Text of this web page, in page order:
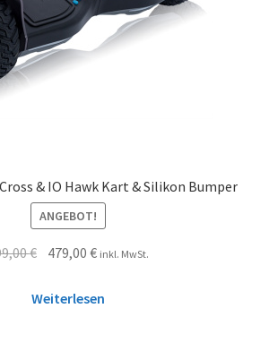
& IO Hawk Kart & Silikon Bumper
ANGEBOT!
€ 479,00€ inkl. MwSt.
Weiterlesen